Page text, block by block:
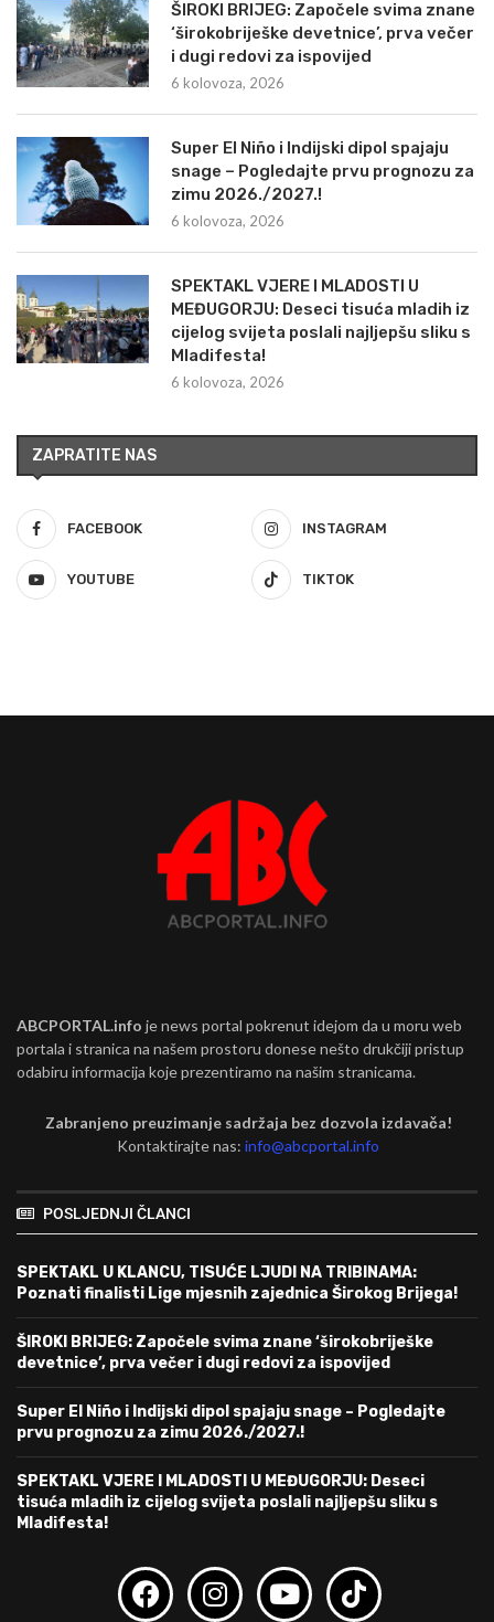
ŠIROKI BRIJEG: Započele svima znane
‘širokobriješke devetnice’, prva večer
i dugi redovi za ispovijed
6 kolovoza, 2026
Super El Niño i Indijski dipol spajaju
snage – Pogledajte prvu prognozu za
zimu 2026./2027.!
6 kolovoza, 2026
SPEKTAKL VJERE I MLADOSTI U
MEĐUGORJU: Deseci tisuća mladih iz
cijelog svijeta poslali najljepšu sliku s
Mladifesta!
6 kolovoza, 2026
ZAPRATITE NAS
FACEBOOK INSTAGRAM
YOUTUBE TIKTOK
ABCPORTAL.info je news portal pokrenut idejom da u moru web
portala i stranica na našem prostoru donese nešto drukčiji pristup
odabiru informacija koje prezentiramo na našim stranicama.
Zabranjeno preuzimanje sadržaja bez dozvola izdavača!
Kontaktirajte nas:info@abcportal.info
POSLJEDNJI ČLANCI
SPEKTAKL U KLANCU, TISUĆE LJUDI NA TRIBINAMA:
Poznati finalisti Lige mjesnih zajednica Širokog Brijega!
ŠIROKI BRIJEG: Započele svima znane ‘širokobriješke
devetnice’, prva večer i dugi redovi za ispovijed
Super El Niño i Indijski dipol spajaju snage – Pogledajte
prvu prognozu za zimu 2026./2027.!
SPEKTAKL VJERE I MLADOSTI U MEĐUGORJU: Deseci
tisuća mladih iz cijelog svijeta poslali najljepšu sliku s
Mladifesta!